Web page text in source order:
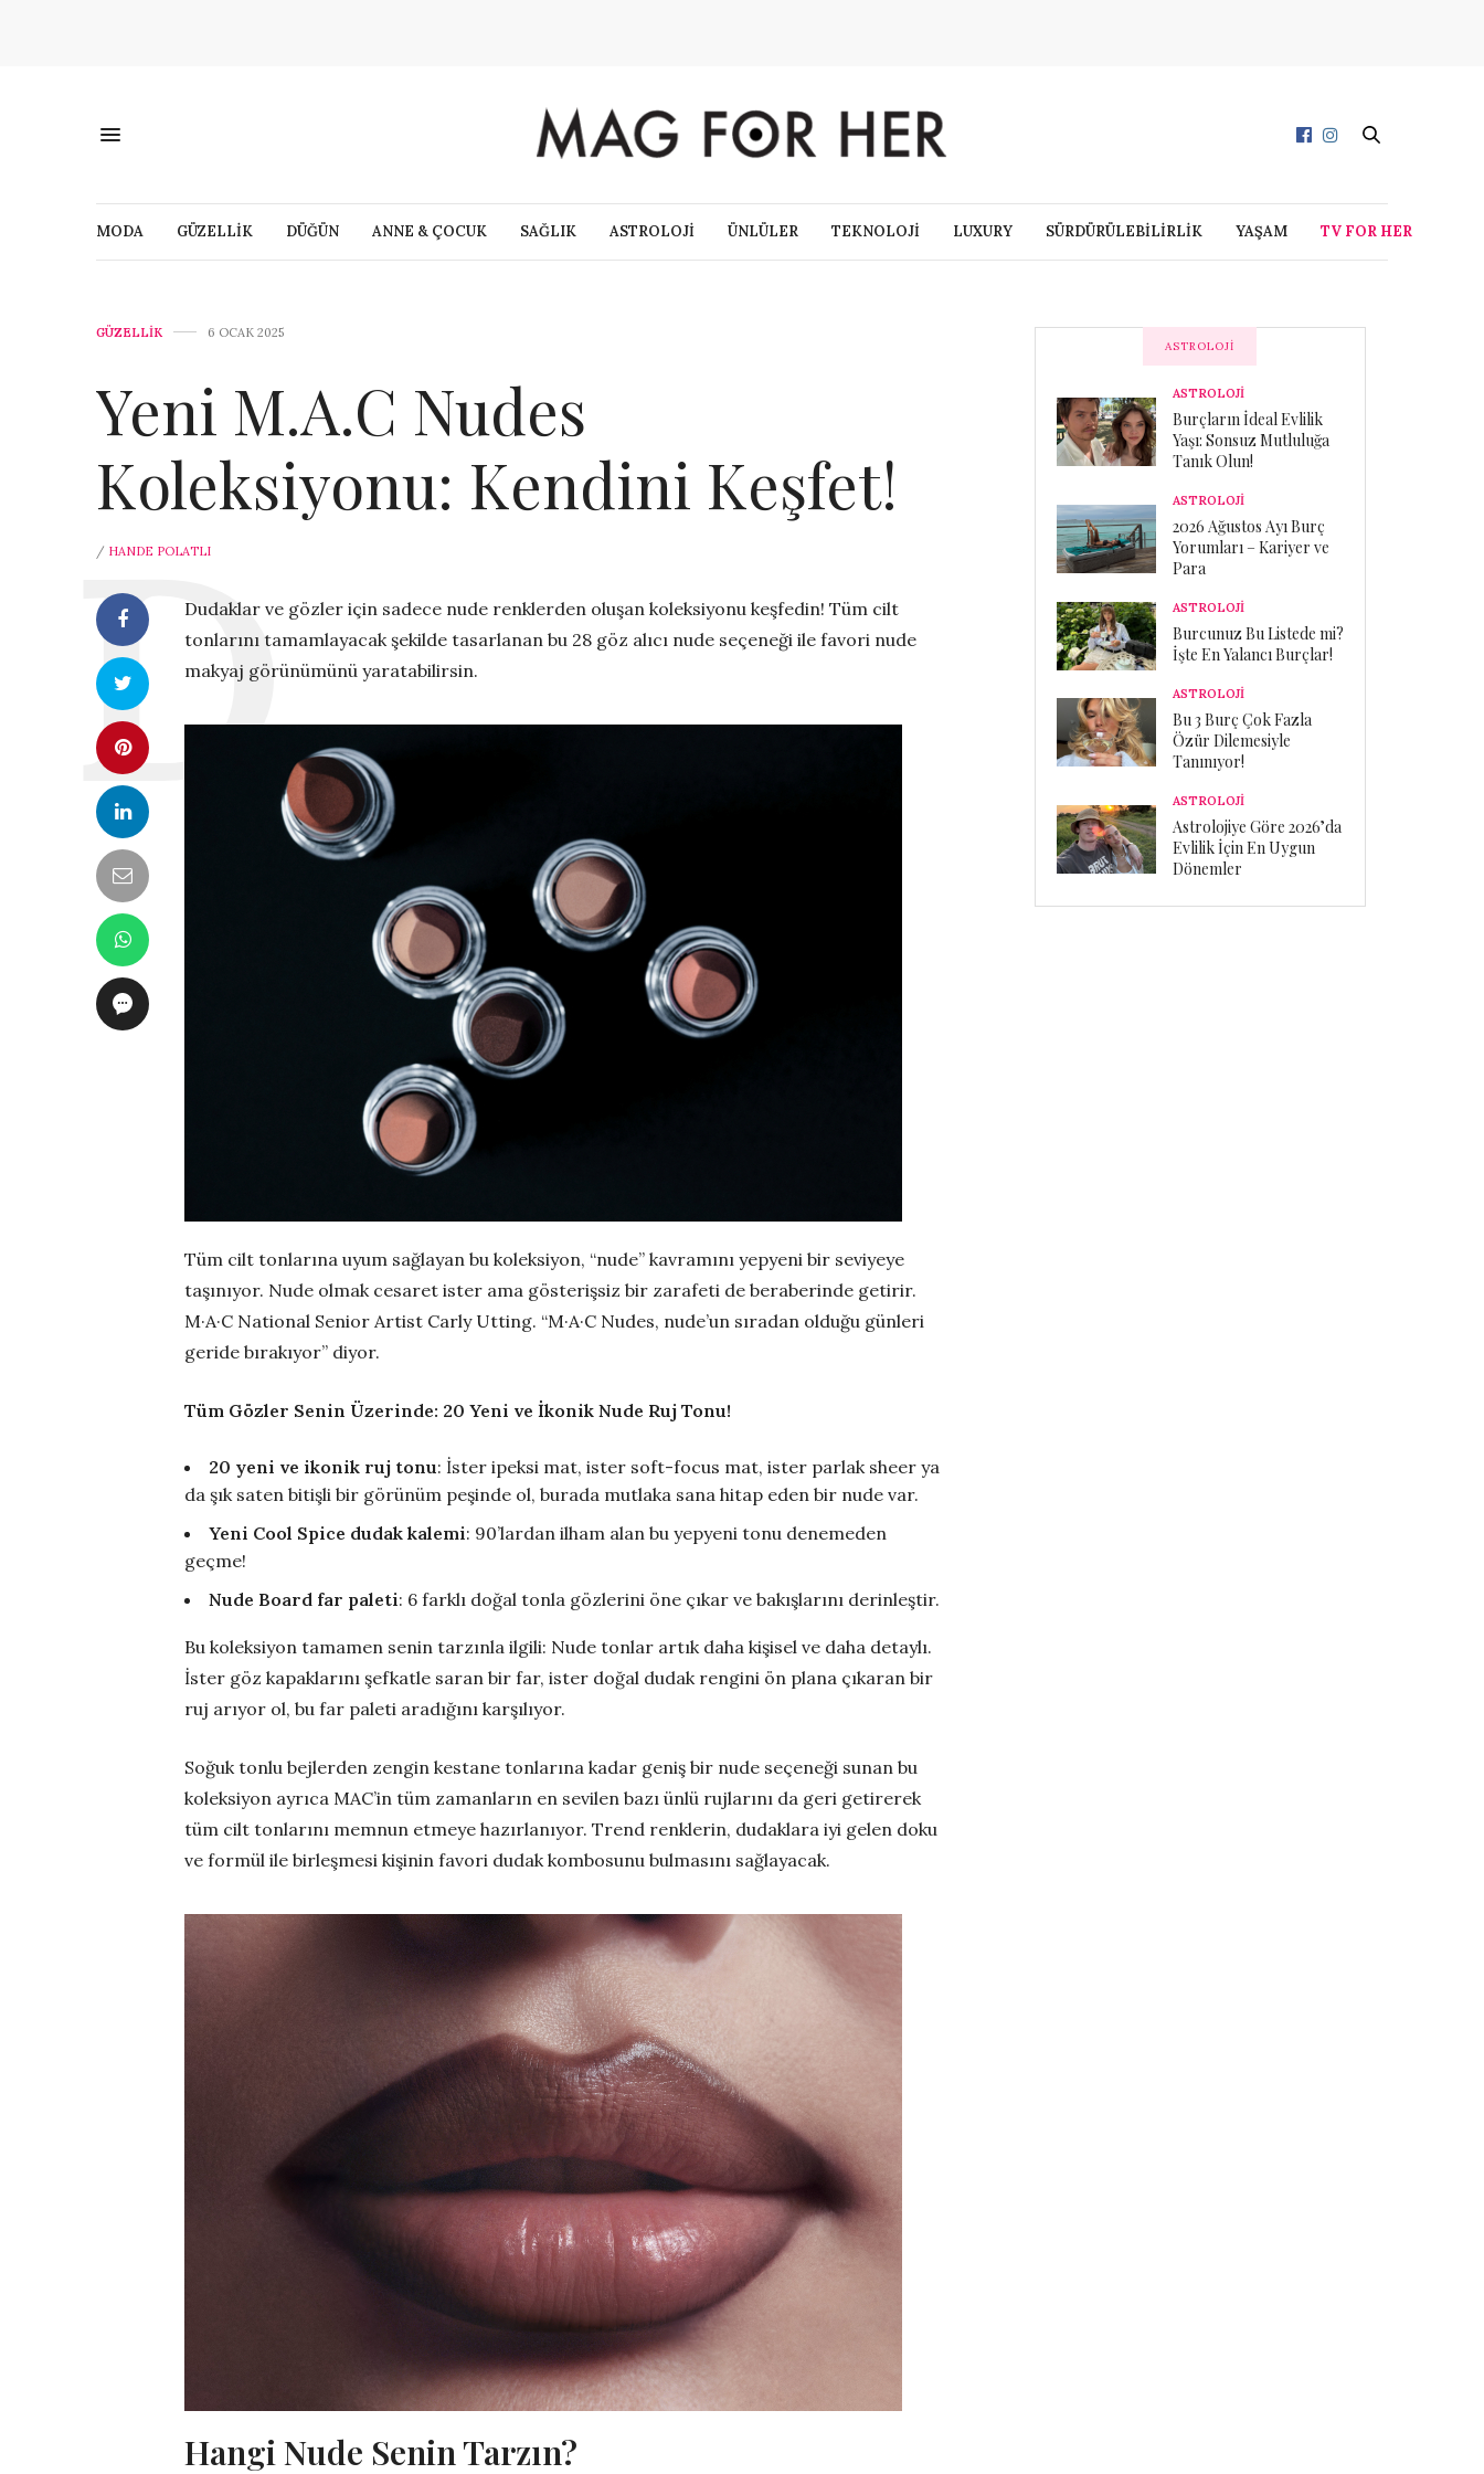
MODA GÜZELLİK DÜĞÜN ANNE & ÇOCUK SAĞLIK ASTROLOJİ ÜNLÜLER TEKNOLOJİ LUXURY SÜRDÜRÜLEBİLİRLİK YAŞAM TV FOR HER
GÜZELLİK 6 OCAK 2025
Yeni M.A.C Nudes
Koleksiyonu: Kendini Keşfet!
/ HANDE POLATLI
Dudaklar ve gözler için sadece nude renklerden oluşan koleksiyonu keşfedin! Tüm cilt
tonlarını tamamlayacak şekilde tasarlanan bu 28 göz alıcı nude seçeneği ile favori nude
makyaj görünümünü yaratabilirsin.
Tüm cilt tonlarına uyum sağlayan bu koleksiyon, “nude” kavramını yepyeni bir seviyeye
taşınıyor. Nude olmak cesaret ister ama gösterişsiz bir zarafeti de beraberinde getirir.
M·A·C National Senior Artist Carly Utting. “M·A·C Nudes, nude’un sıradan olduğu günleri
geride bırakıyor” diyor.
Tüm Gözler Senin Üzerinde: 20 Yeni ve İkonik Nude Ruj Tonu!
20 yeni ve ikonik ruj tonu: İster ipeksi mat, ister soft-focus mat, ister parlak sheer ya
da şık saten bitişli bir görünüm peşinde ol, burada mutlaka sana hitap eden bir nude var.
Yeni Cool Spice dudak kalemi: 90’lardan ilham alan bu yepyeni tonu denemeden
geçme!
Nude Board far paleti: 6 farklı doğal tonla gözlerini öne çıkar ve bakışlarını derinleştir.
Bu koleksiyon tamamen senin tarzınla ilgili: Nude tonlar artık daha kişisel ve daha detaylı.
İster göz kapaklarını şefkatle saran bir far, ister doğal dudak rengini ön plana çıkaran bir
ruj arıyor ol, bu far paleti aradığını karşılıyor.
Soğuk tonlu bejlerden zengin kestane tonlarına kadar geniş bir nude seçeneği sunan bu
koleksiyon ayrıca MAC’in tüm zamanların en sevilen bazı ünlü rujlarını da geri getirerek
tüm cilt tonlarını memnun etmeye hazırlanıyor. Trend renklerin, dudaklara iyi gelen doku
ve formül ile birleşmesi kişinin favori dudak kombosunu bulmasını sağlayacak.
Hangi Nude Senin Tarzın?
ASTROLOJI
ASTROLOJİ
Burçların İdeal Evlilik
Yaşı: Sonsuz Mutluluğa
Tanık Olun!
ASTROLOJİ
2026 Ağustos Ayı Burç
Yorumları – Kariyer ve
Para
ASTROLOJİ
Burcunuz Bu Listede mi?
İşte En Yalancı Burçlar!
ASTROLOJİ
Bu 3 Burç Çok Fazla
Özür Dilemesiyle
Tanınıyor!
ASTROLOJİ
Astrolojiye Göre 2026’da
Evlilik İçin En Uygun
Dönemler